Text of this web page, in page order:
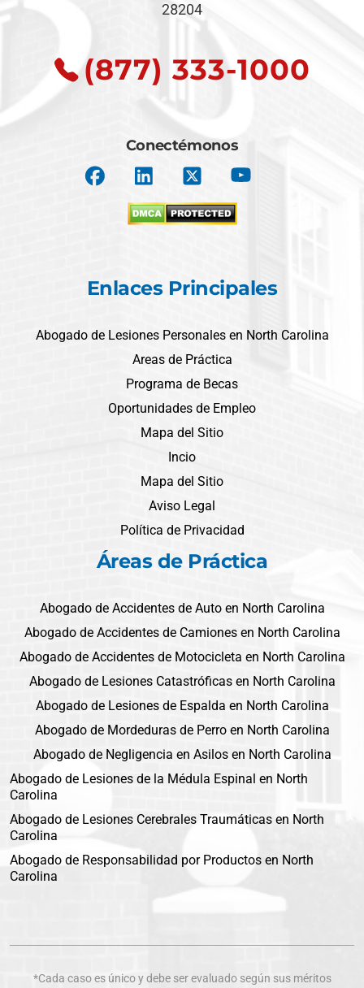
28204
(877) 333-1000
Conectémonos
Enlaces Principales
Abogado de Lesiones Personales en North Carolina
Areas de Práctica
Programa de Becas
Oportunidades de Empleo
Mapa del Sitio
Incio
Mapa del Sitio
Aviso Legal
Política de Privacidad
Áreas de Práctica
Abogado de Accidentes de Auto en North Carolina
Abogado de Accidentes de Camiones en North Carolina
Abogado de Accidentes de Motocicleta en North Carolina
Abogado de Lesiones Catastróficas en North Carolina
Abogado de Lesiones de Espalda en North Carolina
Abogado de Mordeduras de Perro en North Carolina
Abogado de Negligencia en Asilos en North Carolina
Abogado de Lesiones de la Médula Espinal en North
Carolina
Abogado de Lesiones Cerebrales Traumáticas en North
Carolina
Abogado de Responsabilidad por Productos en North
Carolina
*Cada caso es único y debe ser evaluado según sus méritos